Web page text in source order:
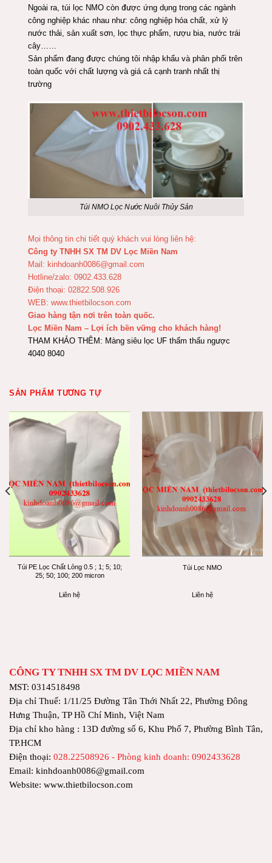
Ngoài ra, túi lọc NMO còn được ứng dụng trong các ngành
công nghiệp khác nhau như: công nghiệp hóa chất, xử lý
nước thải, sản xuất sơn, lọc thực phẩm, rượu bia, nước trái
cây……
Sản phẩm đang được chúng tôi nhập khẩu và phân phối trên
toàn quốc với chất lượng và giá cả cạnh tranh nhất thị
trường
Túi NMO Lọc Nước Nuôi Thủy Sản
Mọi thông tin chi tiết quý khách vui lòng liên hệ:
Công ty TNHH SX TM DV Lọc Miền Nam
Mail: kinhdoanh0086@gmail.com
Hotline/zalo: 0902.433.628
Điện thoại: 02822.508.926
WEB: www.thietbilocson.com
Giao hàng tận nơi trên toàn quốc.
Lọc Miền Nam – Lợi ích bền vững cho khách hàng!
THAM KHẢO THÊM: Màng siêu lọc UF thẩm thấu ngược
4040 8040
SẢN PHẨM TƯƠNG TỰ
Túi PE Lọc Chất Lỏng 0.5 ; 1; 5; 10;
25; 50; 100; 200 micron
Liên hệ
Túi Lọc NMO
Liên hệ
CÔNG TY TNHH SX TM DV LỌC MIỀN NAM
MST: 0314518498
Địa chỉ Thuế: 1/11/25 Đường Tân Thới Nhất 22, Phường Đông
Hưng Thuận, TP Hồ Chí Minh, Việt Nam
Địa chỉ kho hàng : 13D đường số 6, Khu Phố 7, Phường Bình Tân,
TP.HCM
Điện thoại: 028.22508926 - Phòng kinh doanh: 0902433628
Email: kinhdoanh0086@gmail.com
Website: www.thietbilocson.com